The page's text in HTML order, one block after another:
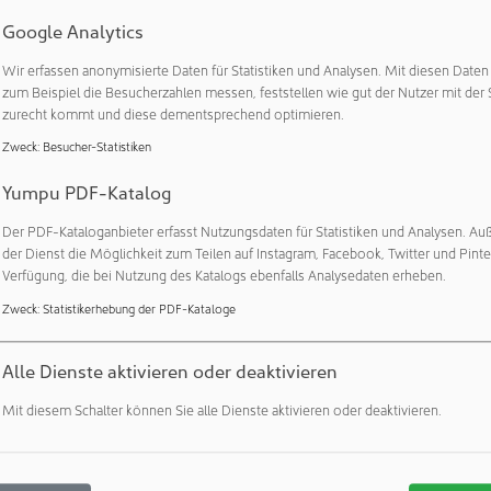
J. Vetter, Beiratsvorsitzender und Mitglied der Inhaberfamilie.
langfristigen Denkens und konsequenter Investitionen in
die dafür notwendige Infrastruktur. So verfolgen wir Tag
weltweit mit wichtigen Medikamenten zu versorgen und
Vetter-Geschäftsführer Titus Ottinger ergänzt: „Ein
liegt für uns in der Digitalisierung unserer
Kernanspruch ebenfalls: weniger manuelle Schnittstellen,
– ohne Kompromisse bei der Compliance.
Qualitäts- und Technologieführer und auch das langfristige
und kontinuierliche Investitionen in Mitarbeitende
die klar definierten, ambitionierten Klimaziele, mit denen
seiner CO2-Emissionen systematisch vorantreibt. Dem
Verantwortung mit wirtschaftlichem Erfolg zu verbinden.
zur Fachkräftesicherung und
wie dem Integrativen Einstiegsprogramm erschließt Vetter
und sorgt für erfolgreiche Qualifizierung, Sprachförderung
Google Analytics
Wir erfassen anonymisierte Daten für Statistiken und Analysen. Mit diesen
zum Beispiel die Besucherzahlen messen, feststellen wie gut der Nutzer mit der
zurecht kommt und diese dementsprechend optimieren.
Zweck: Besucher-Statistiken
Yumpu PDF-Katalog
Der PDF-Kataloganbieter erfasst Nutzungsdaten für Statistiken und Analysen.
der Dienst die Möglichkeit zum Teilen auf Instagram, Facebook, Twitter und
Verfügung, die bei Nutzung des Katalogs ebenfalls Analysedaten erheben.
Zweck: Statistikerhebung der PDF-Kataloge
Alle Dienste aktivieren oder deaktivieren
Mit diesem Schalter können Sie alle Dienste aktivieren oder deaktivieren.